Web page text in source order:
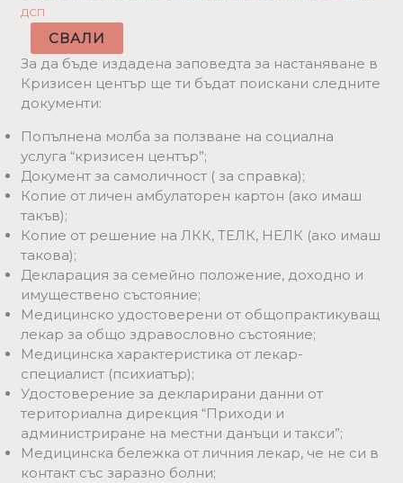
ДСП
СВАЛИ
За да бъде издадена заповедта за настаняване в
Кризисен център ще ти бъдат поискани следните
документи:
Попълнена молба за ползване на социална
услуга “кризисен център”;
Документ за самоличност ( за справка);
Копие от личен амбулаторен картон (ако имаш
такъв);
Копие от решение на ЛКК, ТЕЛК, НЕЛК (ако имаш
такова);
Декларация за семейно положение, доходно и
имуществено състояние;
Медицинско удостоверени от общопрактикуващ
лекар за общо здравословно състояние;
Медицинска характеристика от лекар-
специалист (психиатър);
Удостоверение за декларирани данни от
териториална дирекция “Приходи и
администриране на местни данъци и такси”;
Медицинска бележка от личния лекар, че не си в
контакт със заразно болни;